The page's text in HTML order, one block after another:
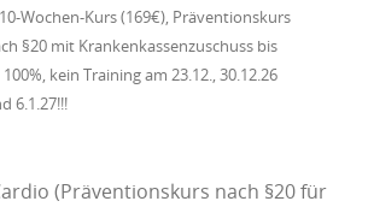
Wochen-Kurs (169€), Präventionskurs
§20 mit Krankenkassenzuschuss bis
kein Training am 23.12., 30.12.26
6.1.27!!!
(Präventionskurs nach §20 für